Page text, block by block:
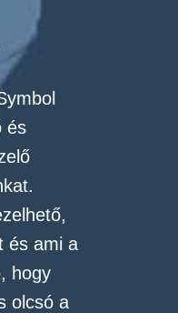
és
és ami a
hogy
olcsó a